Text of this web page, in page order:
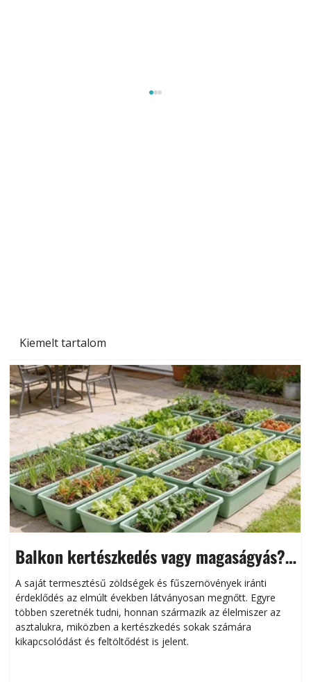
Kiemelt tartalom
Balkon kertészkedés vagy magaságyás?
Helytakarékos kertészkedés
A saját termesztésű zöldségek és fűszernövények iránti
érdeklődés az elmúlt években látványosan megnőtt. Egyre
többen szeretnék tudni, honnan származik az élelmiszer az
asztalukra, miközben a kertészkedés sokak számára
kikapcsolódást és feltöltődést is jelent.